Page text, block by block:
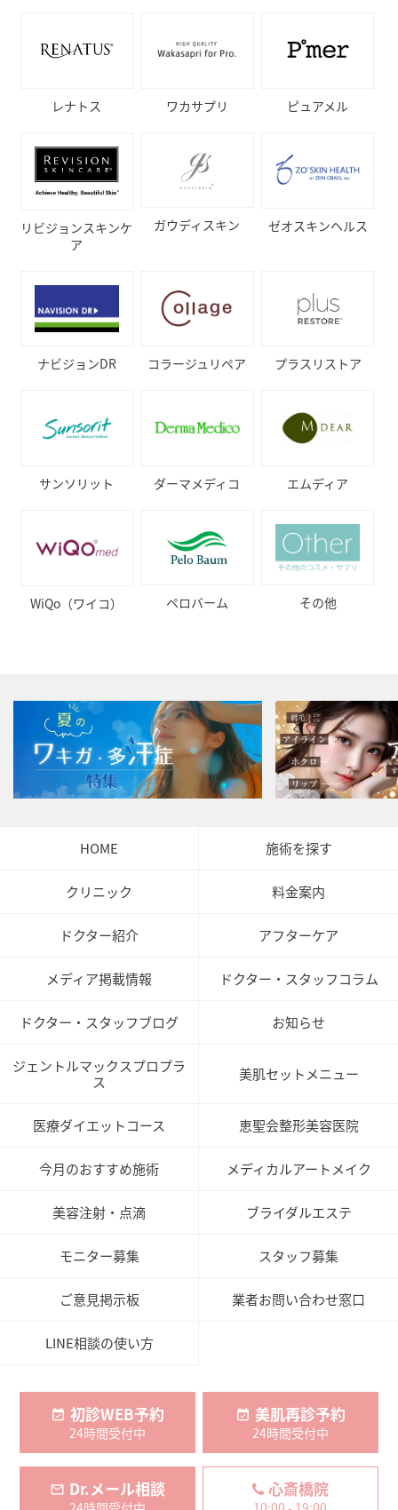
レナトス ワカサプリ ピュアメル
リビジョンスキンケ
ア
ガウディスキン ゼオスキンヘルス
ナビジョンDR コラージュリペア プラスリストア
サンソリット ダーマメディコ エムディア
WiQo（ワイコ） ペロバーム その他
HOME 施術を探す
クリニック 料金案内
ドクター紹介 アフターケア
メディア掲載情報 ドクター・スタッフコラム
ドクター・スタッフブログ お知らせ
ジェントルマックスプロプラ
ス
美肌セットメニュー
医療ダイエットコース 恵聖会整形美容医院
今月のおすすめ施術 メディカルアートメイク
美容注射・点滴 ブライダルエステ
モニター募集 スタッフ募集
ご意見掲示板 業者お問い合わせ窓口
LINE相談の使い方
初診WEB予約
24時間受付中
美肌再診予約
24時間受付中
Dr.メール相談 心斎橋院